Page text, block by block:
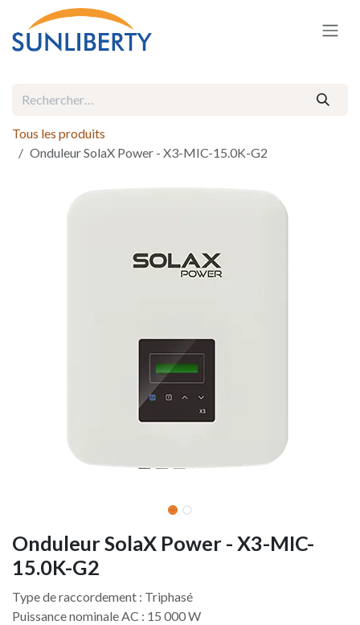
Se rendre au contenu
Tous les produits
Onduleur SolaX Power - X3-MIC-15.0K-G2
Onduleur SolaX Power - X3-MIC-
15.0K-G2
Type de raccordement : Triphasé
Puissance nominale AC : 15 000 W